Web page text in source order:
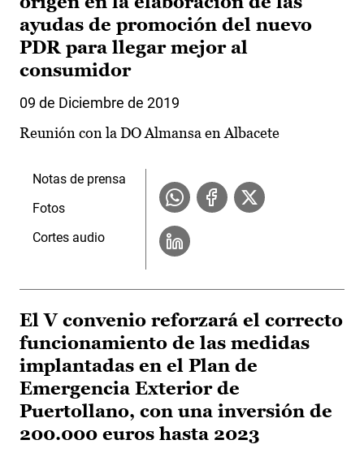
ayudas de promoción del nuevo
PDR para llegar mejor al
consumidor
09 de Diciembre de 2019
Reunión con la DO Almansa en Albacete
Notas de prensa
Fotos
Cortes audio
El V convenio reforzará el correcto
funcionamiento de las medidas
implantadas en el Plan de
Emergencia Exterior de
Puertollano, con una inversión de
200.000 euros hasta 2023